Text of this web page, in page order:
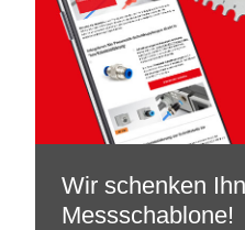
Wir schenken
Messschablone!